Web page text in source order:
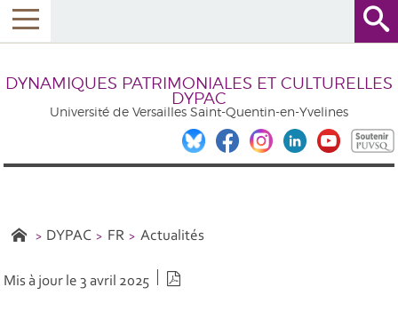
DYNAMIQUES PATRIMONIALES ET CULTURELLES
DYPAC
Université de Versailles Saint-Quentin-en-Yvelines
DYPAC FR Actualités
Mis à jour le 3 avril 2025